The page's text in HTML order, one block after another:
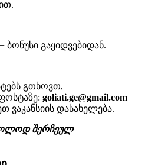
ბონუსი გაყიდვებიდან.
გთხოვთ,
goliati.ge@gmail.com
ვაკანსიის დასახელება.
შერჩეულ